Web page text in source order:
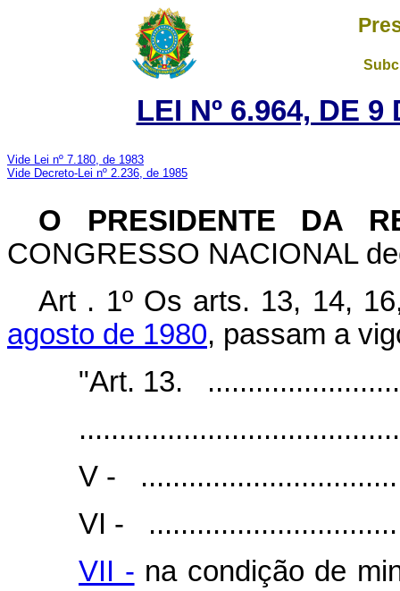
LEI Nº 6.964, DE
Vide Lei nº 7.180, de 1983
Vide Decreto-Lei nº 2.236, de 1985
O PRESIDENTE DA
CONGRESSO NACIONAL
Art . 1º Os arts. 13, 14,
agosto de 1980, passam a
"Art. 13.
V -
VI -
VII - na condição de